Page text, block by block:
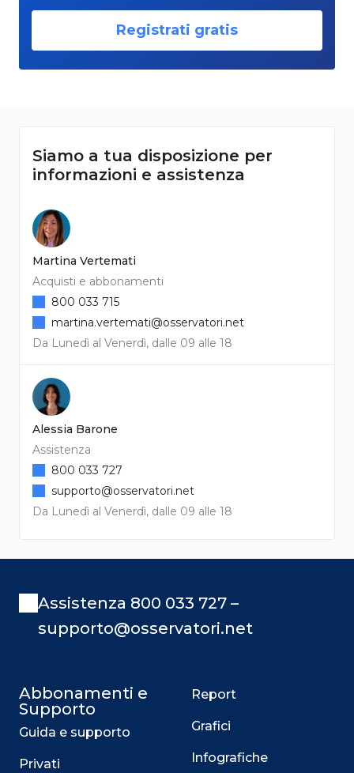
Registrati gratis
Siamo a tua disposizione per
informazioni e assistenza
Martina Vertemati
Acquisti e abbonamenti
Da Lunedì al Venerdì, dalle 09 alle 18
800 033 715
martina.vertemati@osservatori.net
Alessia Barone
Assistenza
Da Lunedì al Venerdì, dalle 09 alle 18
800 033 727
supporto@osservatori.net
Assistenza 800 033 727 –
supporto@osservatori.net
Abbonamenti e
Supporto
Guida e supporto
Privati
Report
Grafici
Infografiche